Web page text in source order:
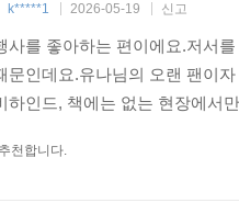
k*****1 2026-05-19 신고
사를 좋아하는 편이에요.저서
문인데요.유나님의 오랜 팬이
하인드, 책에는 없는 현장에서
천합니다.